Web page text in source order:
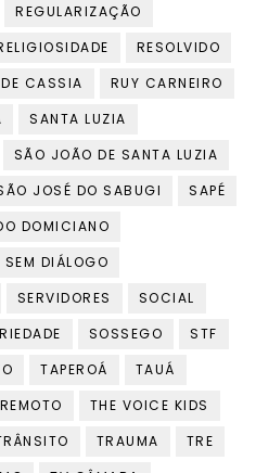
REGULARIZAÇÃO
RESOLVIDO
CASSIA
RUY CARNEIRO
SANTA LUZIA
SÃO JOÃO DE SANTA LUZIA
JOSÉ DO SABUGI
SAPÉ
DOMICIANO
SEM DIÁLOGO
SERVIDORES
SOCIAL
SOSSEGO
STF
TAPEROÁ
TAUÁ
THE VOICE KIDS
TRAUMA
TRE